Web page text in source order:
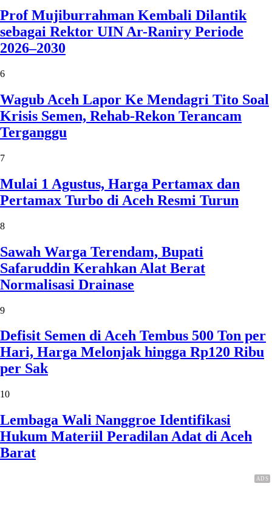
Prof Mujiburrahman Kembali Dilantik
sebagai Rektor UIN Ar-Raniry Periode
2026–2030
6
Wagub Aceh Lapor Ke Mendagri Tito Soal
Krisis Semen, Rehab-Rekon Terancam
Terganggu
7
Mulai 1 Agustus, Harga Pertamax dan
Pertamax Turbo di Aceh Resmi Turun
8
Sawah Warga Terendam, Bupati
Safaruddin Kerahkan Alat Berat
Normalisasi Drainase
9
Defisit Semen di Aceh Tembus 500 Ton per
Hari, Harga Melonjak hingga Rp120 Ribu
per Sak
10
Lembaga Wali Nanggroe Identifikasi
Hukum Materiil Peradilan Adat di Aceh
Barat